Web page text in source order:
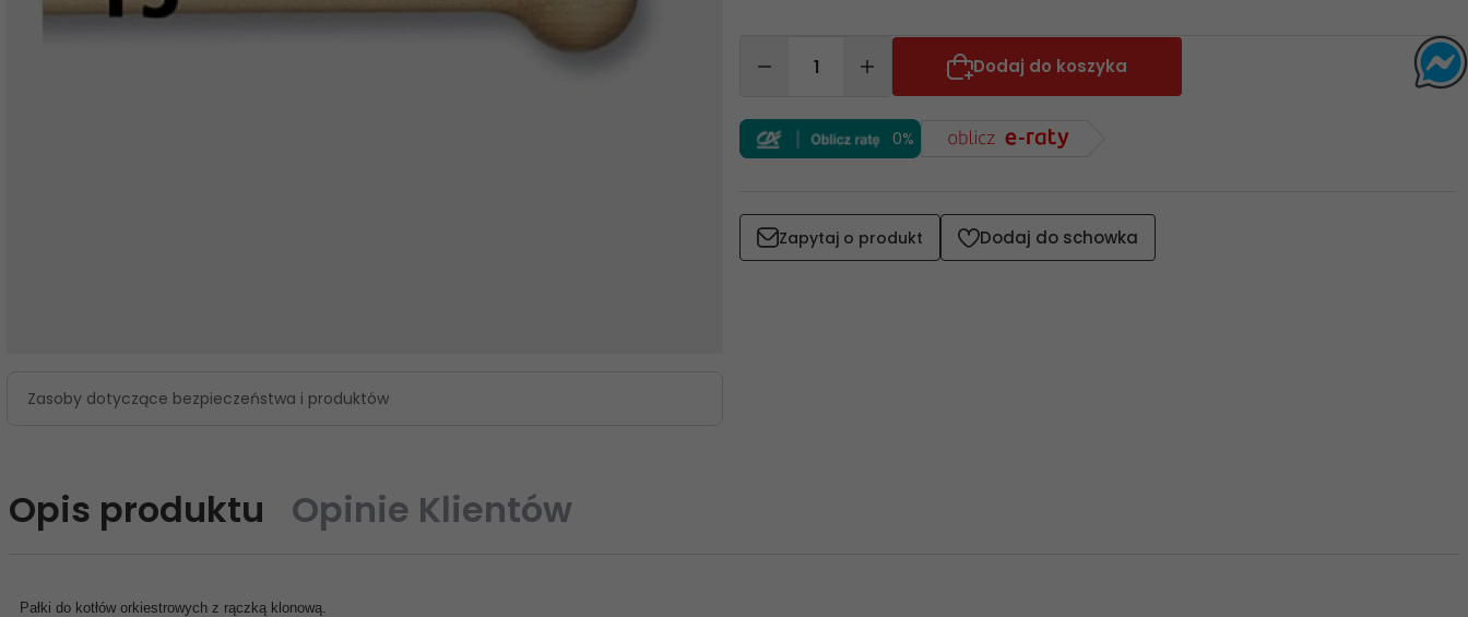
Zasoby dotyczące bezpieczeństwa i produktów
Dodaj do koszyka
0%
Zapytaj o produkt Dodaj do schowka
Opis produktu Opinie Klientów
Pałki do kotłów orkiestrowych z rączką klonową.